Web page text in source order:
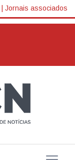
Jornais associados